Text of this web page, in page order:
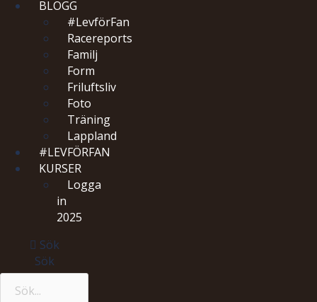
BLOGG
#LevförFan
Racereports
Familj
Form
Friluftsliv
Foto
Träning
Lappland
#LEVFÖRFAN
KURSER
Logga
in
2025
Sök
Sök